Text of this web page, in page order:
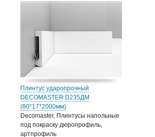
Плинтус ударопрочный
DECOMASTER D235ДМ
(80*17*2000мм)
Decomaster, Плинтусы напольные
под покраску дюропрофиль,
артпрофиль